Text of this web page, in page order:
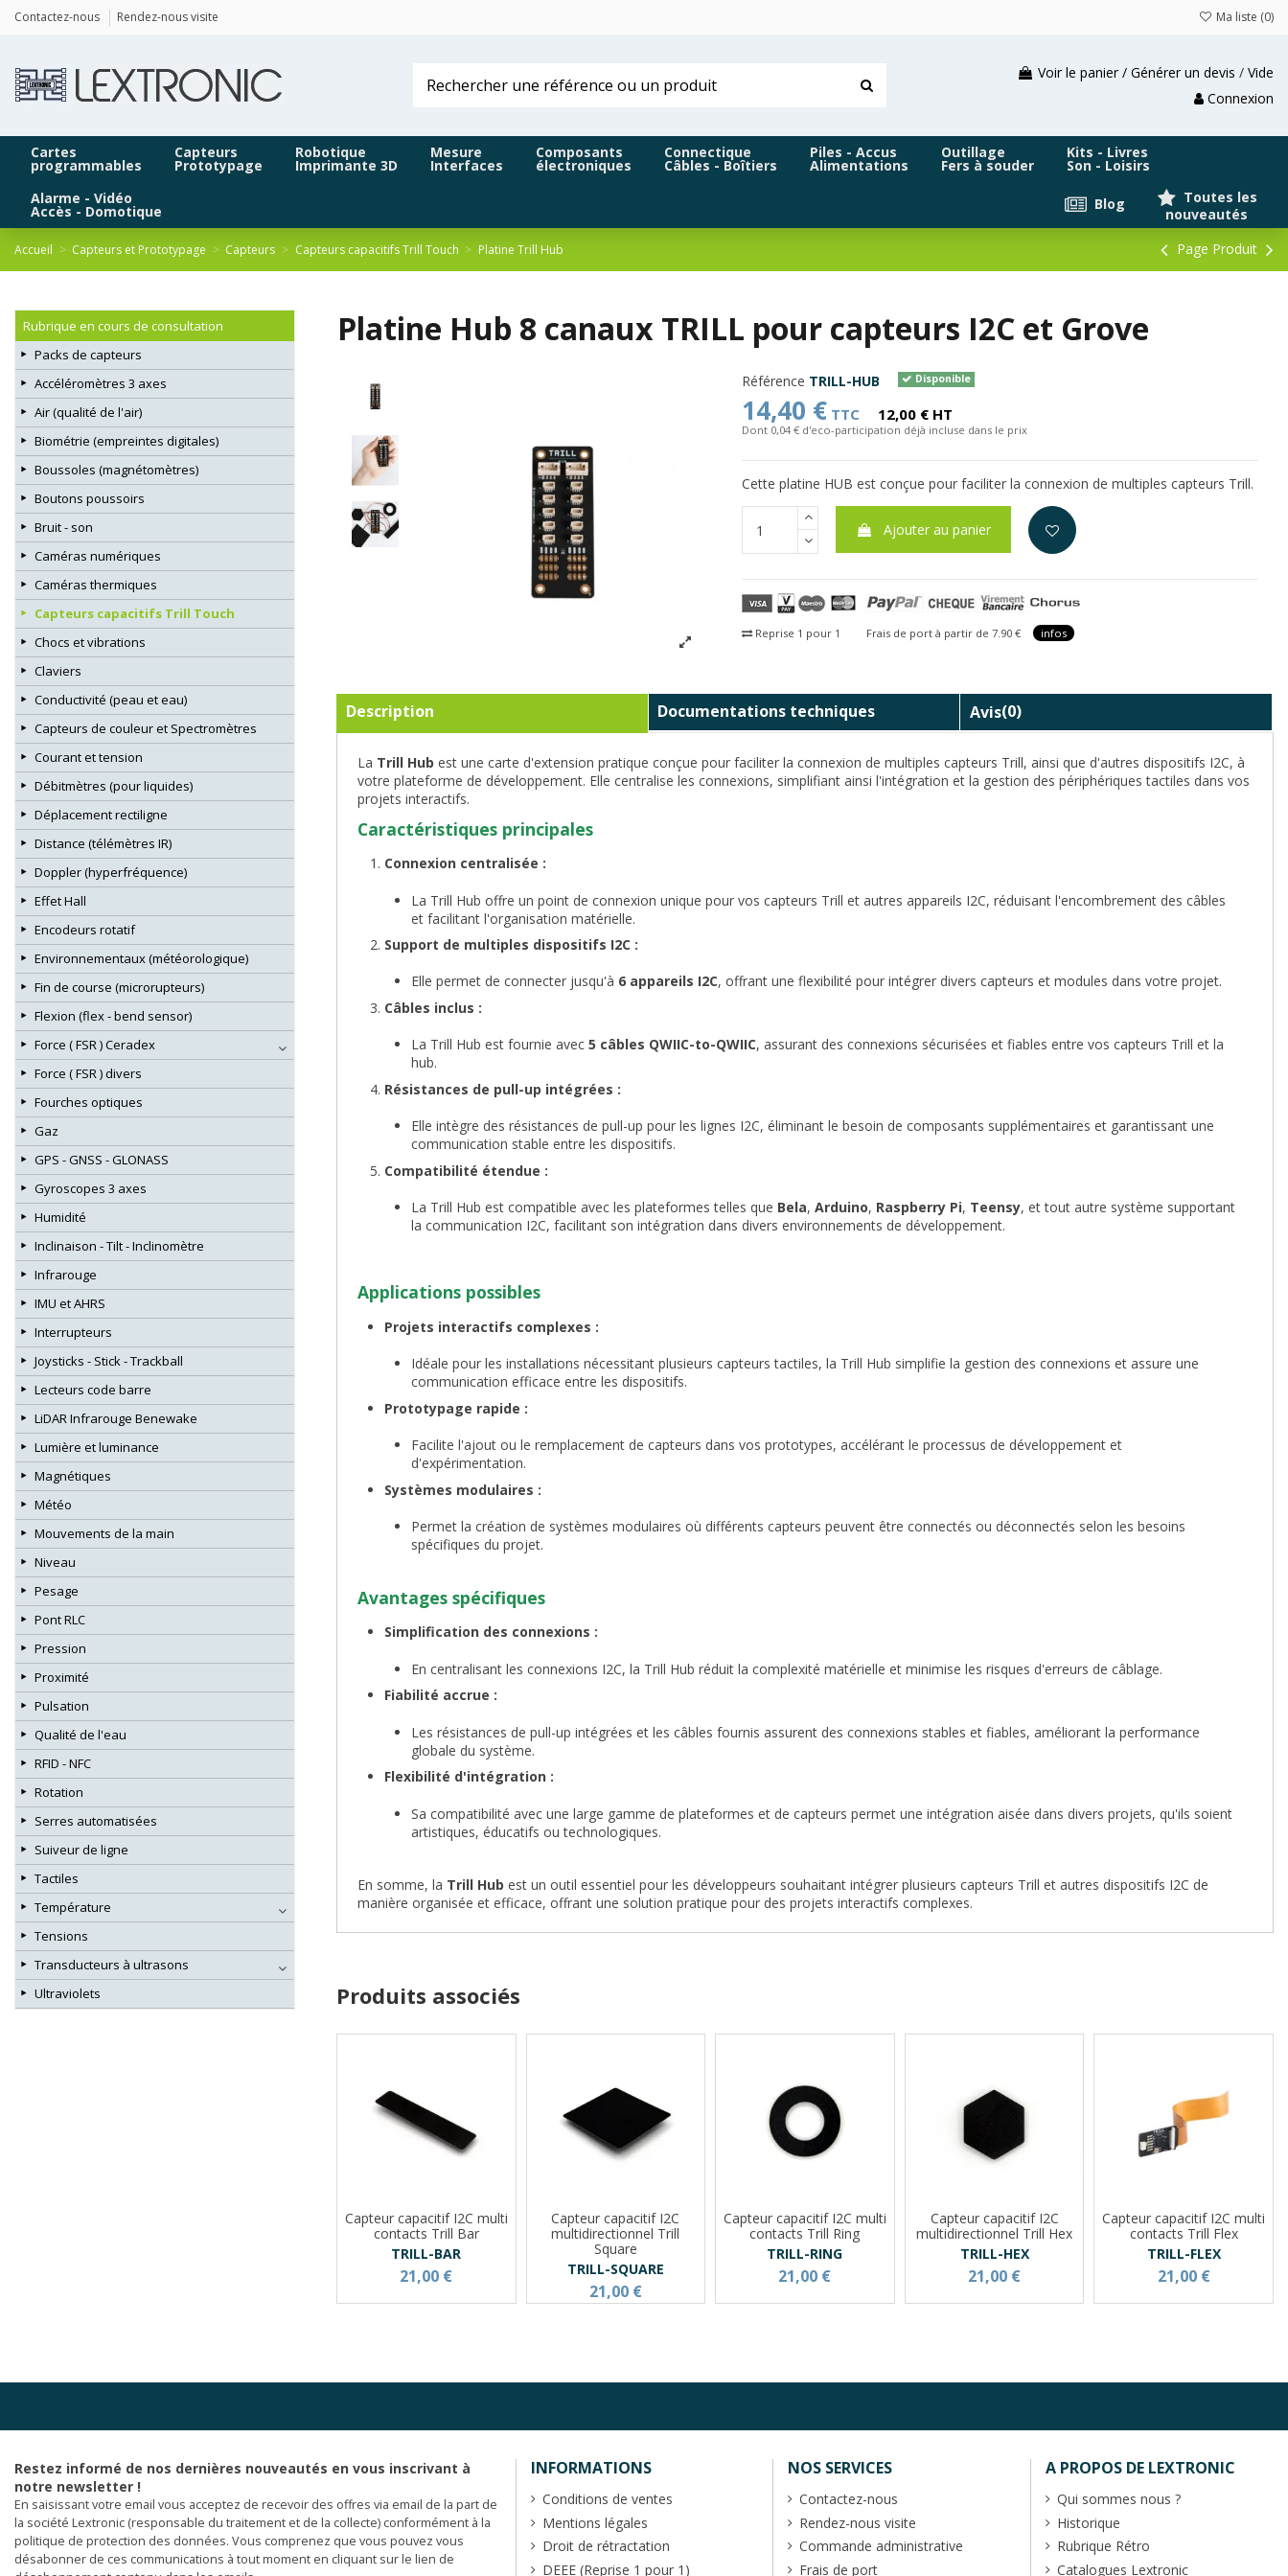
Contactez-nous Rendez-nous visite Ma liste (0)
Voir le panier / Générer un devis / Vide
Connexion
Cartes
programmables
Capteurs
Prototypage
Robotique
Imprimante 3D
Mesure
Interfaces
Composants
électroniques
Connectique
Câbles - Boîtiers
Piles - Accus
Alimentations
Outillage
Fers à souder
Kits - Livres
Son - Loisirs
Alarme - Vidéo
Accès - Domotique
Toutes les
nouveautés
Blog
Accueil Capteurs et Prototypage Capteurs Capteurs capacitifs Trill Touch Platine Trill Hub Page Produit
Platine Hub 8 canaux TRILL pour capteurs I2C et Grove
Référence TRILL-HUB Disponible
14,40 € TTC 12,00 € HT
Dont 0,04 € d'eco-participation déjà incluse dans le prix
Cette platine HUB est conçue pour faciliter la connexion de multiples capteurs Trill.
Ajouter au panier
Reprise 1 pour 1 Frais de port à partir de 7.90 € infos
Description Documentations techniques Avis(0)
La Trill Hub est une carte d'extension pratique conçue pour faciliter la connexion de multiples capteurs Trill, ainsi que d'autres dispositifs I2C, à
votre plateforme de développement. Elle centralise les connexions, simplifiant ainsi l'intégration et la gestion des périphériques tactiles dans vos
projets interactifs.
Caractéristiques principales
Connexion centralisée :
La Trill Hub offre un point de connexion unique pour vos capteurs Trill et autres appareils I2C, réduisant l'encombrement des câbles
et facilitant l'organisation matérielle.
Support de multiples dispositifs I2C :
Elle permet de connecter jusqu'à 6 appareils I2C, offrant une flexibilité pour intégrer divers capteurs et modules dans votre projet.
Câbles inclus :
La Trill Hub est fournie avec 5 câbles QWIIC-to-QWIIC, assurant des connexions sécurisées et fiables entre vos capteurs Trill et la
hub.
Résistances de pull-up intégrées :
Elle intègre des résistances de pull-up pour les lignes I2C, éliminant le besoin de composants supplémentaires et garantissant une
communication stable entre les dispositifs.
Compatibilité étendue :
La Trill Hub est compatible avec les plateformes telles que Bela, Arduino, Raspberry Pi, Teensy, et tout autre système supportant
la communication I2C, facilitant son intégration dans divers environnements de développement.
Applications possibles
Projets interactifs complexes :
Idéale pour les installations nécessitant plusieurs capteurs tactiles, la Trill Hub simplifie la gestion des connexions et assure une
communication efficace entre les dispositifs.
Prototypage rapide :
Facilite l'ajout ou le remplacement de capteurs dans vos prototypes, accélérant le processus de développement et
d'expérimentation.
Systèmes modulaires :
Permet la création de systèmes modulaires où différents capteurs peuvent être connectés ou déconnectés selon les besoins
spécifiques du projet.
Avantages spécifiques
Simplification des connexions :
En centralisant les connexions I2C, la Trill Hub réduit la complexité matérielle et minimise les risques d'erreurs de câblage.
Fiabilité accrue :
Les résistances de pull-up intégrées et les câbles fournis assurent des connexions stables et fiables, améliorant la performance
globale du système.
Flexibilité d'intégration :
Sa compatibilité avec une large gamme de plateformes et de capteurs permet une intégration aisée dans divers projets, qu'ils soient
artistiques, éducatifs ou technologiques.
En somme, la Trill Hub est un outil essentiel pour les développeurs souhaitant intégrer plusieurs capteurs Trill et autres dispositifs I2C de
manière organisée et efficace, offrant une solution pratique pour des projets interactifs complexes.
Produits associés
Capteur capacitif I2C multi
contacts Trill Bar
TRILL-BAR
21,00 €
Capteur capacitif I2C
multidirectionnel Trill
Square
TRILL-SQUARE
21,00 €
Capteur capacitif I2C multi
contacts Trill Ring
TRILL-RING
21,00 €
Capteur capacitif I2C
multidirectionnel Trill Hex
TRILL-HEX
21,00 €
Capteur capacitif I2C multi
contacts Trill Flex
TRILL-FLEX
21,00 €
Rubrique en cours de consultation
Packs de capteurs
Accéléromètres 3 axes
Air (qualité de l'air)
Biométrie (empreintes digitales)
Boussoles (magnétomètres)
Boutons poussoirs
Bruit - son
Caméras numériques
Caméras thermiques
Capteurs capacitifs Trill Touch
Chocs et vibrations
Claviers
Conductivité (peau et eau)
Capteurs de couleur et Spectromètres
Courant et tension
Débitmètres (pour liquides)
Déplacement rectiligne
Distance (télémètres IR)
Doppler (hyperfréquence)
Effet Hall
Encodeurs rotatif
Environnementaux (météorologique)
Fin de course (microrupteurs)
Flexion (flex - bend sensor)
Force ( FSR ) Ceradex
Force ( FSR ) divers
Fourches optiques
Gaz
GPS - GNSS - GLONASS
Gyroscopes 3 axes
Humidité
Inclinaison - Tilt - Inclinomètre
Infrarouge
IMU et AHRS
Interrupteurs
Joysticks - Stick - Trackball
Lecteurs code barre
LiDAR Infrarouge Benewake
Lumière et luminance
Magnétiques
Météo
Mouvements de la main
Niveau
Pesage
Pont RLC
Pression
Proximité
Pulsation
Qualité de l'eau
RFID - NFC
Rotation
Serres automatisées
Suiveur de ligne
Tactiles
Température
Tensions
Transducteurs à ultrasons
Ultraviolets
Restez informé de nos dernières nouveautés en vous inscrivant à
notre newsletter !
En saisissant votre email vous acceptez de recevoir des offres via email de la part de
la société Lextronic (responsable du traitement et de la collecte) conformément à la
politique de protection des données. Vous comprenez que vous pouvez vous
désabonner de ces communications à tout moment en cliquant sur le lien de
INFORMATIONS
Conditions de ventes
Mentions légales
Droit de rétractation
DEEE (Reprise 1 pour 1)
NOS SERVICES
Contactez-nous
Rendez-nous visite
Commande administrative
Frais de port
A PROPOS DE LEXTRONIC
Qui sommes nous ?
Historique
Rubrique Rétro
Catalogues Lextronic
Panneau de gestion des cookies